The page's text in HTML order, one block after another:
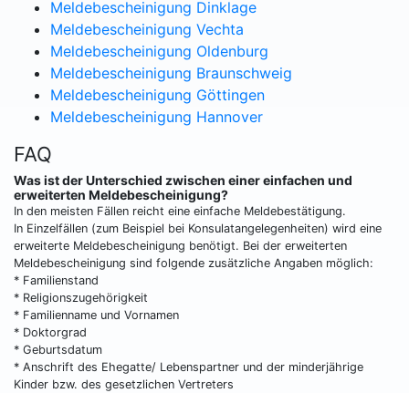
Meldebescheinigung Dinklage
Meldebescheinigung Vechta
Meldebescheinigung Oldenburg
Meldebescheinigung Braunschweig
Meldebescheinigung Göttingen
Meldebescheinigung Hannover
FAQ
Was ist der Unterschied zwischen einer einfachen und
erweiterten Meldebescheinigung?
In den meisten Fällen reicht eine einfache Meldebestätigung.
In Einzelfällen (zum Beispiel bei Konsulatangelegenheiten) wird eine
erweiterte Meldebescheinigung benötigt. Bei der erweiterten
Meldebescheinigung sind folgende zusätzliche Angaben möglich:
* Familienstand
* Religionszugehörigkeit
* Familienname und Vornamen
* Doktorgrad
* Geburtsdatum
* Anschrift des Ehegatte/ Lebenspartner und der minderjährige
Kinder bzw. des gesetzlichen Vertreters